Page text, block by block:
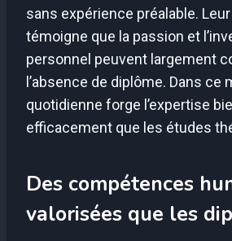
sans expérience préalable.
témoigne que la passion et
personnel peuvent largement
l’absence de diplôme. Dans ce
quotidienne forge l’expertise
efficacement que les études
Des compétences
valorisées que les